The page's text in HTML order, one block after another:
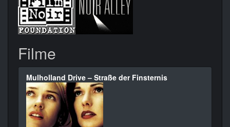
Filme
Mulholland Drive – Straße der Finsternis